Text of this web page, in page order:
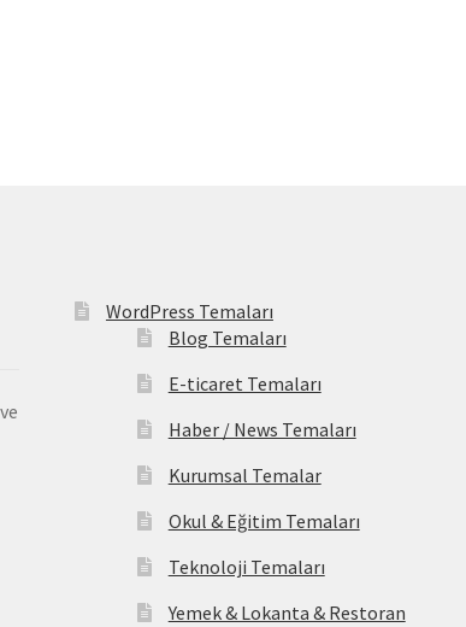
WordPress Temaları
Blog Temaları
E-ticaret Temaları
Haber / News Temaları
Kurumsal Temalar
Okul & Eğitim Temaları
Teknoloji Temaları
Yemek & Lokanta & Restoran